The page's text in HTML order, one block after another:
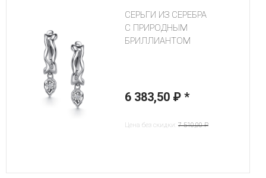
СЕРЬГИ ИЗ СЕРЕБРА
С ПРИРОДНЫМ
БРИЛЛИАНТОМ
6 383,50 ₽*
Цена без скидки: 7 510,00 ₽